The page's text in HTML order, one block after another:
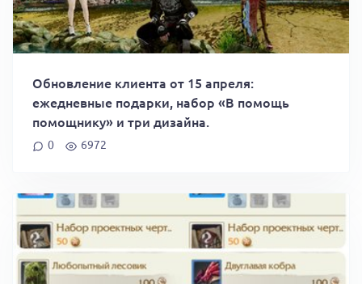
Обновление клиента от 15 апреля:
ежедневные подарки, набор «В помощь
помощнику» и три дизайна.
0 6972